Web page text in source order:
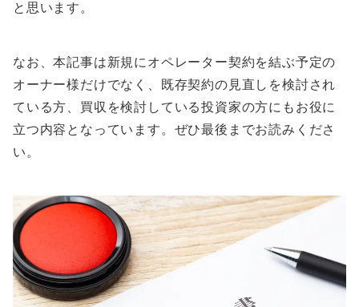
と思います。
なお、本記事は新規にオペレーター契約を結ぶ予定の
オーナー様だけでなく、既存契約の見直しを検討され
ている方、買収を検討している投資家の方にもお役に
立つ内容となっています。ぜひ最後までお読みくださ
い。